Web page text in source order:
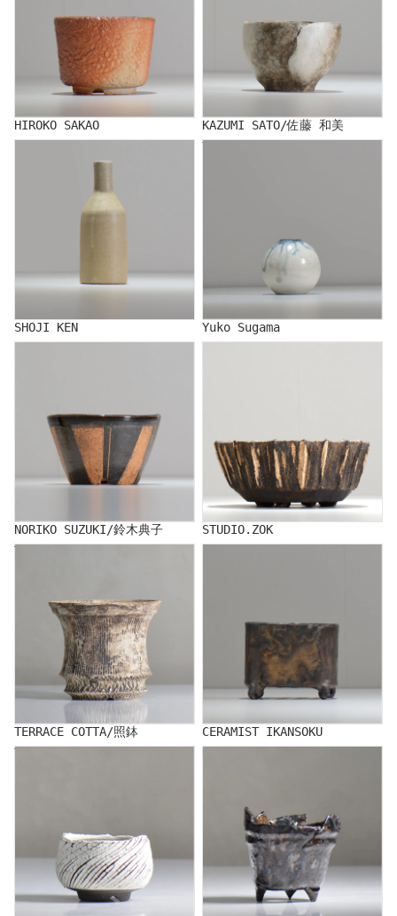
HIROKO SAKAO
KAZUMI SATO/佐藤 和美
SHOJI KEN
Yuko Sugama
Yuko Sugama
NORIKO SUZUKI/鈴木典子
STUDIO.ZOK
TERRACE COTTA/照鉢
TERRACE COTTA/照鉢
CERAMIST IKANSOKU
TOUBOU_KIBI/Toubou Kibi